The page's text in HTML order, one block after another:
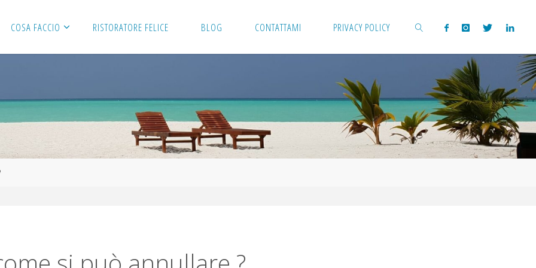
COSA FACCIO RISTORATORE FELICE BLOG CONTATTAMI PRIVACY POLICY